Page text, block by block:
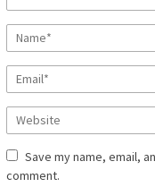
Save my name, email,
comment.